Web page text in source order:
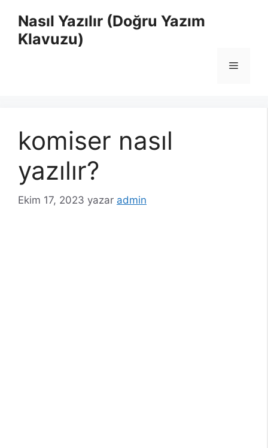
Nasıl Yazılır (Doğru Yazım
Klavuzu)
Menü
komiser nasıl
yazılır?
Ekim 17, 2023 yazar admin